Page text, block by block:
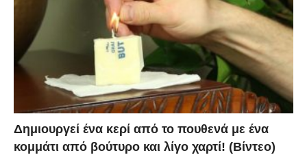
Δημιουργεί ένα κερί από το πουθενά με ένα
κομμάτι από βούτυρο και λίγο χαρτί! (Βίντεο)